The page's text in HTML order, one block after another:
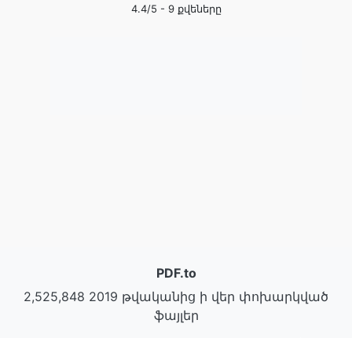
4.4/5 - 9քվեները
PDF.to
2,525,848 2019 թվականից ի վեր փոխարկված
ֆայլեր